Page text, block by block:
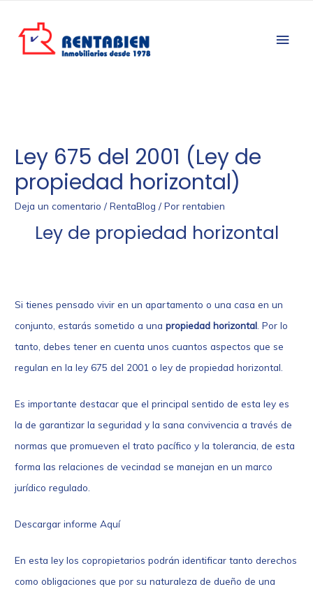
Ley 675 del 2001 (Ley de
propiedad horizontal)
Deja un comentario /RentaBlog / Porrentabien
Ley de propiedad horizontal
Si tienes pensado vivir en un apartamento o una casa en un
conjunto, estarás sometido a una propiedad horizontal. Por lo
tanto, debes tener en cuenta unos cuantos aspectos que se
regulan en la ley 675 del 2001 o ley de propiedad horizontal.
Es importante destacar que el principal sentido de esta ley es
la de garantizar la seguridad y la sana convivencia a través de
normas que promueven el trato pacífico y la tolerancia, de esta
forma las relaciones de vecindad se manejan en un marco
jurídico regulado.
Descargar informeAquí
En esta ley los copropietarios podrán identificar tanto derechos
como obligaciones que por su naturaleza de dueño de una